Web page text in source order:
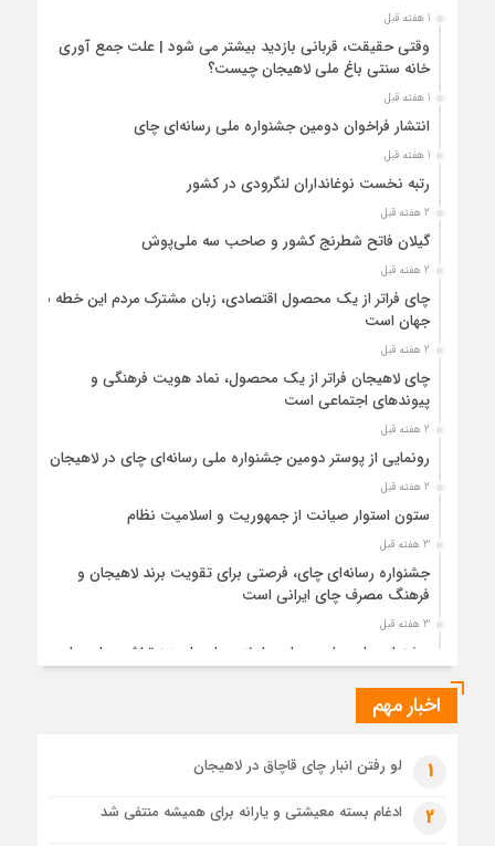
1 هفته قبل
وقتی حقیقت، قربانی بازدید بیشتر می شود | علت جمع آوری
خانه سنتی باغ ملی لاهیجان چیست؟
1 هفته قبل
انتشار فراخوان دومین جشنواره ملی رسانه‌ای چای
1 هفته قبل
رتبه نخست نوغانداران لنگرودی در کشور
2 هفته قبل
گیلان فاتح شطرنج کشور و صاحب سه ملی‌پوش
2 هفته قبل
چای فراتر از یک محصول اقتصادی، زبان مشترک مردم این خطه با
جهان است
2 هفته قبل
چای لاهیجان فراتر از یک محصول، نماد هویت فرهنگی و
پیوندهای اجتماعی است
2 هفته قبل
رونمایی از پوستر دومین جشنواره ملی رسانه‌ای چای در لاهیجان
2 هفته قبل
ستون استوار صیانت از جمهوریت و اسلامیت نظام
3 هفته قبل
جشنواره رسانه‌ای چای، فرصتی برای تقویت برند لاهیجان و
فرهنگ مصرف چای ایرانی است
3 هفته قبل
جشنواره ملی چای، حمایت از لاهیجان یا هزینه‌تراشی برای چای
3 هفته قبل
4 هفته قبل
رئوف
اخبار مهم
1 لو رفتن انبار چای قاچاق در لاهیجان
2 ادغام بسته معیشتی و یارانه برای همیشه منتفی شد